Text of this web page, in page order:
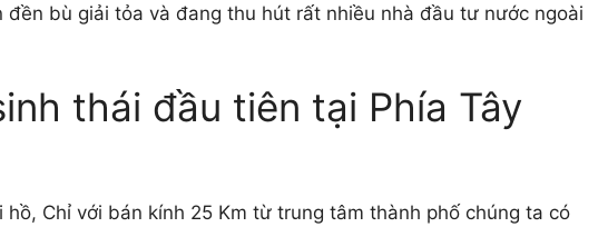
bù giải tỏa và đang thu hút rất nhiều nhà đầu tư nước ngoài
thái đầu tiên tại Phía Tây
Chỉ với bán kính 25 Km từ trung tâm thành phố chúng ta có